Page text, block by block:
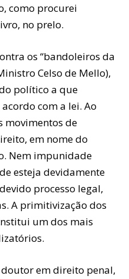
como procurei
no prelo.
os “bandoleiros da
Celso de Mello),
político a que
com a lei. Ao
movimentos de
em nome do
Nem impunidade
esteja devidamente
processo legal,
A primitivização dos
um dos mais
doutor em direito penal,